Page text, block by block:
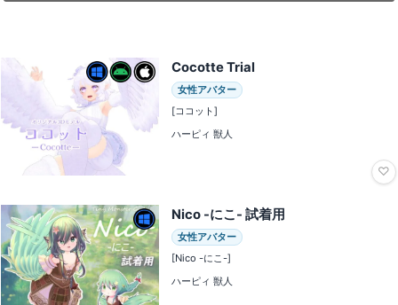
Cocotte Trial
女性アバター
[ココット]
ハーピィ 獣人
♡
Nico -にこ- 試着用
女性アバター
[Nico -にこ-]
ハーピィ 獣人